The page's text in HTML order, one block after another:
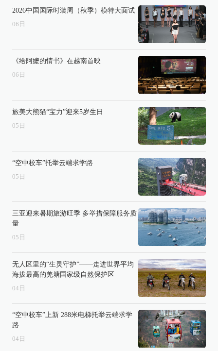
2026中国国际时装周（秋季）模特大面试
06 日
《给阿嬷的情书》在越南首映
06 日
旅美大熊猫“宝力”迎来5岁生日
05 日
“空中校车”托举云端求学路
05 日
三亚迎来暑期旅游旺季 多举措保障服务质
量
05 日
无人区里的“生灵守护”——走进世界平均
海拔最高的羌塘国家级自然保护区
04 日
“空中校车”上新 288米电梯托举云端求学
路
04 日